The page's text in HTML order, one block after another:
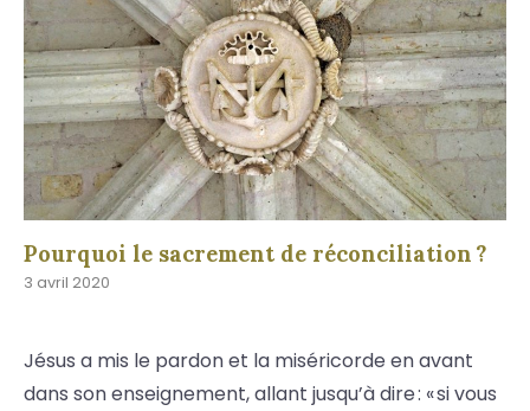
Pourquoi le sacrement de réconciliation ?
3 avril 2020
Jésus a mis le pardon et la miséricorde en avant
dans son enseignement, allant jusqu’à dire : « si vous